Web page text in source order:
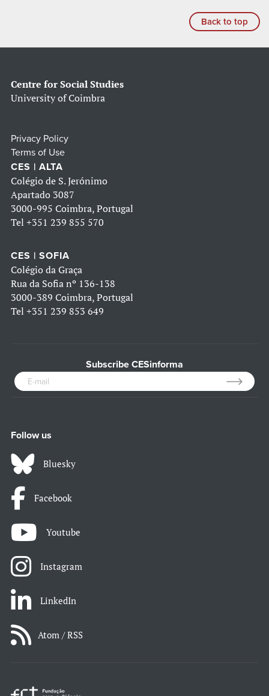
Back to top
Centre for Social Studies
University of Coimbra
Privacy Policy
Terms of Use
CES | ALTA
Colégio de S. Jerónimo
Apartado 3087
3000-995 Coimbra, Portugal
Tel +351 239 855 570
CES | SOFIA
Colégio da Graça
Rua da Sofia nº 136-138
3000-389 Coimbra, Portugal
Tel +351 239 853 649
Subscribe CESinforma
Follow us
Bluesky
Facebook
Youtube
Instagram
LinkedIn
Atom / RSS